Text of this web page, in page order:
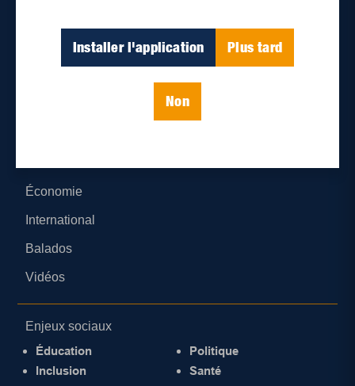
Installer l'application Plus tard
Non
Économie
International
Balados
Vidéos
Enjeux sociaux
Éducation
Inclusion
Politique
Santé